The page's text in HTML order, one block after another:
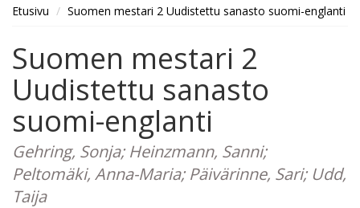
Etusivu Suomen mestari 2 Uudistettu sanasto suomi-englanti
Suomen mestari 2
Uudistettu sanasto
suomi-englanti
Gehring, Sonja; Heinzmann, Sanni;
Peltomäki, Anna-Maria; Päivärinne, Sari; Udd,
Taija